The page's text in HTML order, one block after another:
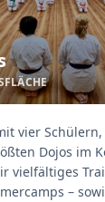
vier
Dojos im
vielfältiges
–